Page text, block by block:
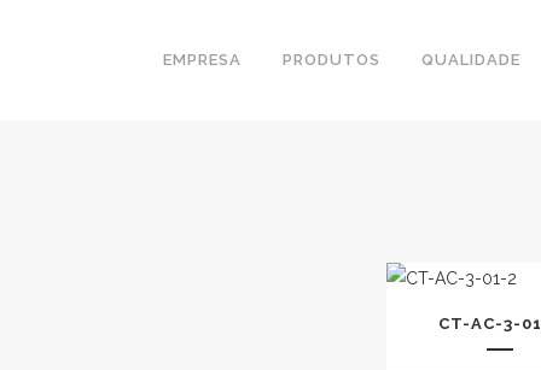
EMPRESA PRODUTOS QUALIDADE
CT-AC-3-